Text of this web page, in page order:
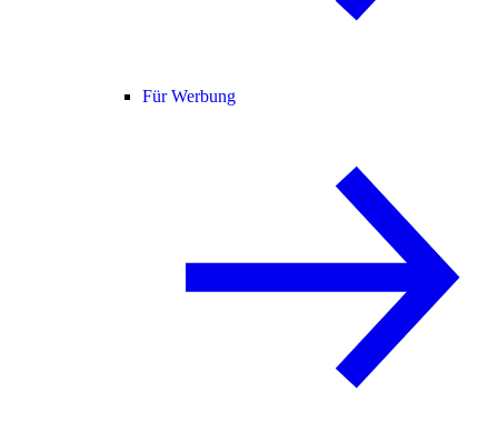
Für Werbung